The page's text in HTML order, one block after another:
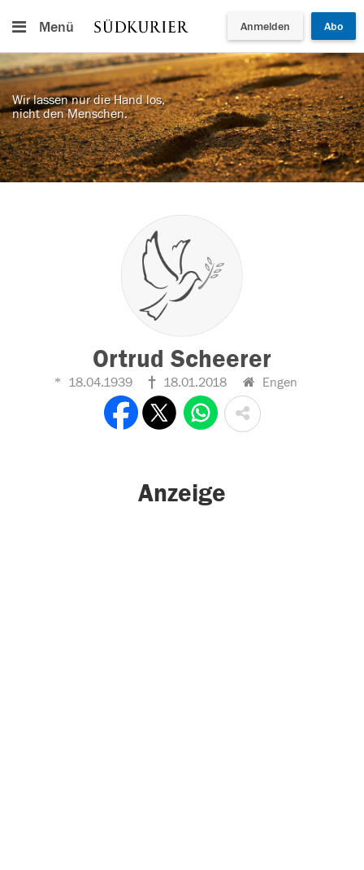
Menü Anmelden Abo
Wir lassen nur die Hand los,
nicht den Menschen.
Ortrud Scheerer
18.04.1939 18.01.2018 Engen
Anzeige